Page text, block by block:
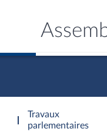
Travaux
parlementaires